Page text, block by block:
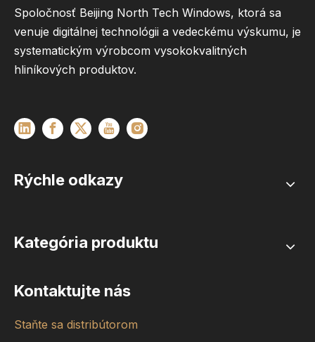
Spoločnosť Beijing North Tech Windows, ktorá sa
venuje digitálnej technológii a vedeckému výskumu, je
systematickým výrobcom vysokokvalitných
hliníkových produktov.
Rýchle odkazy
Kategória produktu
Kontaktujte nás
Staňte sa distribútorom